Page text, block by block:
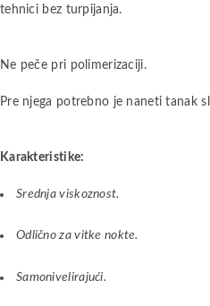
tehnici bez turpijanja.
Ne peče pri polimerizaciji.
Pre njega potrebno je naneti tanak
Karakteristike:
Srednja viskoznost.
Odlično za vitke nokte.
Samonivelirajući.